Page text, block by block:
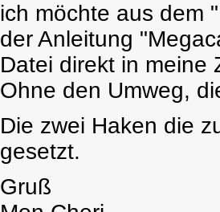
ich möchte aus dem
der Anleitung
Datei direkt in meine
Ohne den Umweg,
Die zwei Haken die
gesetzt.
Gruß